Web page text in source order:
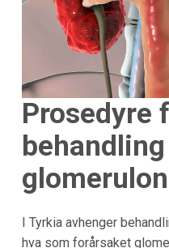
Prosedyre
I Tyrkia avhenger
hva som forårsaket